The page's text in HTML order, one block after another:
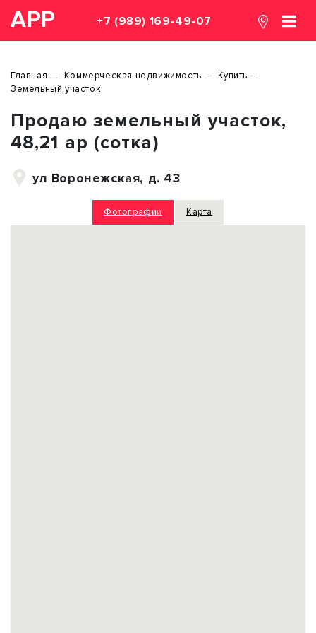
АРР +7 (989) 169-49-07
Главная Коммерческая недвижимость
Купить
Земельный участок
Продаю земельный участок,
48,21 ар (сотка)
ул Воронежская, д. 43
Фотографии Карта